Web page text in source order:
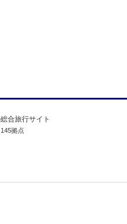
合旅行サイト
拠点